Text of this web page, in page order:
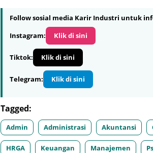
Follow sosial media Karir Industri untuk
Instagram:
Klik di sini
Tiktok: Klik di sini
Telegram: Klik di sini
Tagged:
Admin Administrasi Akuntansi
HRGA Keuangan Manajemen